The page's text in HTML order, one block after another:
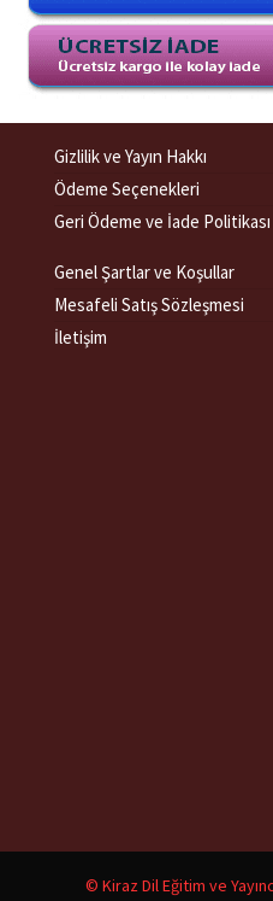
Gizlilik ve Yayın Hakkı
Ödeme Seçenekleri
Geri Ödeme ve İade Politikası
Genel Şartlar ve Koşullar
Mesafeli Satış Sözleşmesi
İletişim
© Kiraz Dil Eğitim ve